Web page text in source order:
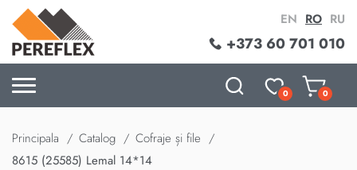
+373 60 701 010
EN RO RU
0 0
Principala Catalog
Cofraje și file
8615 (25585) Lemal 14*14